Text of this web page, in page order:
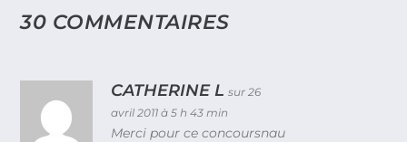
30 COMMENTAIRES
CATHERINE L sur 26
avril 2011 à 5 h 43 min
Merci pour ce concoursnau